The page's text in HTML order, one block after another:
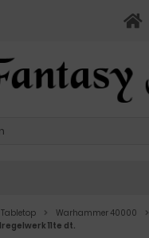
Tabletop Warhammer 40000
11te dt.